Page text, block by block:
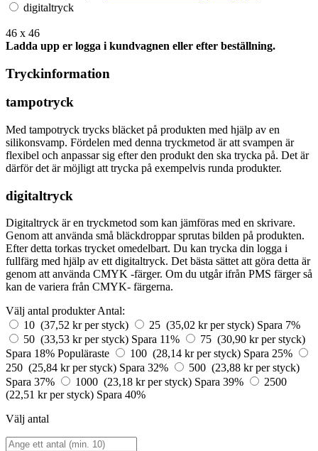
digitaltryck
46 x 46
Ladda upp er logga i kundvagnen eller efter beställning.
Tryckinformation
tampotryck
Med tampotryck trycks bläcket på produkten med hjälp av en
silikonsvamp. Fördelen med denna tryckmetod är att svampen är
flexibel och anpassar sig efter den produkt den ska trycka på. Det är
därför det är möjligt att trycka på exempelvis runda produkter.
digitaltryck
Digitaltryck är en tryckmetod som kan jämföras med en skrivare.
Genom att använda små bläckdroppar sprutas bilden på produkten.
Efter detta torkas trycket omedelbart. Du kan trycka din logga i
fullfärg med hjälp av ett digitaltryck. Det bästa sättet att göra detta är
genom att använda CMYK -färger. Om du utgår ifrån PMS färger så
kan de variera från CMYK- färgerna.
Välj antal produkterAntal:
10 (37,52 kr per styck)
25 (35,02 kr per styck) Spara 7%
50 (33,53 kr per styck) Spara 11%
75 (30,90 kr per styck)
Spara 18% Populäraste 100 (28,14 kr per styck) Spara 25%
250 (25,84 kr per styck) Spara 32%
500 (23,88 kr per styck)
Spara 37%
1000 (23,18 kr per styck) Spara 39%
2500
(22,51 kr per styck) Spara 40%
Välj antal